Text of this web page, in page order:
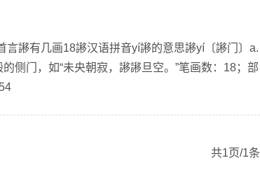
謻有几画18謻汉语拼音yí謻的意思謻yí〔謻门〕a.
侧门，如“未央朝寂，謻謻旦空。”笔画数：18；部
共1页/1条